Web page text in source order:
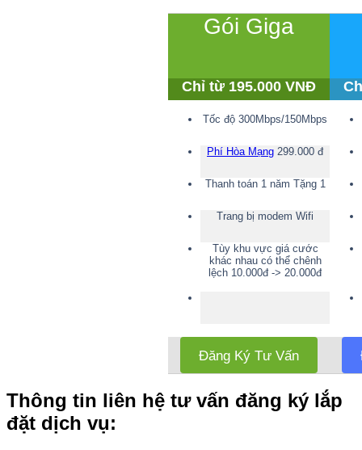
Gói Giga
Chỉ từ 195.000 VNĐ
Tốc độ 300Mbps/150Mbps
Phí Hòa Mạng 299.000 đ
Thanh toán 1 năm Tặng 1
Trang bị modem Wifi
Tùy khu vực giá cước
khác nhau có thể chênh
lệch 10.000đ -> 20.000đ
Đăng Ký Tư Vấn
Thông tin liên hệ tư vấn đăng ký lắp
đặt dịch vụ: